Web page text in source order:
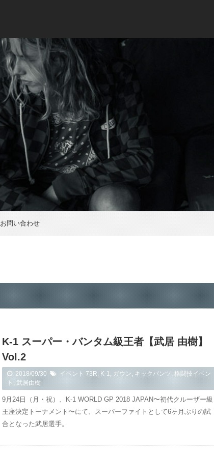
お問い合わせ
K-1 スーパー・バンタム級王者【武居 由樹】
Vol.2
2018/09/30 イベント 73R,K-1,ガウン,キックパンツ,格闘技イベン
ト,武居由樹
9月24日（月・祝）、K-1 WORLD GP 2018 JAPAN〜初代クルーザー級
王座決定トーナメント〜にて、スーパーファイトとして6ヶ月ぶりの試
合となった武居選手。